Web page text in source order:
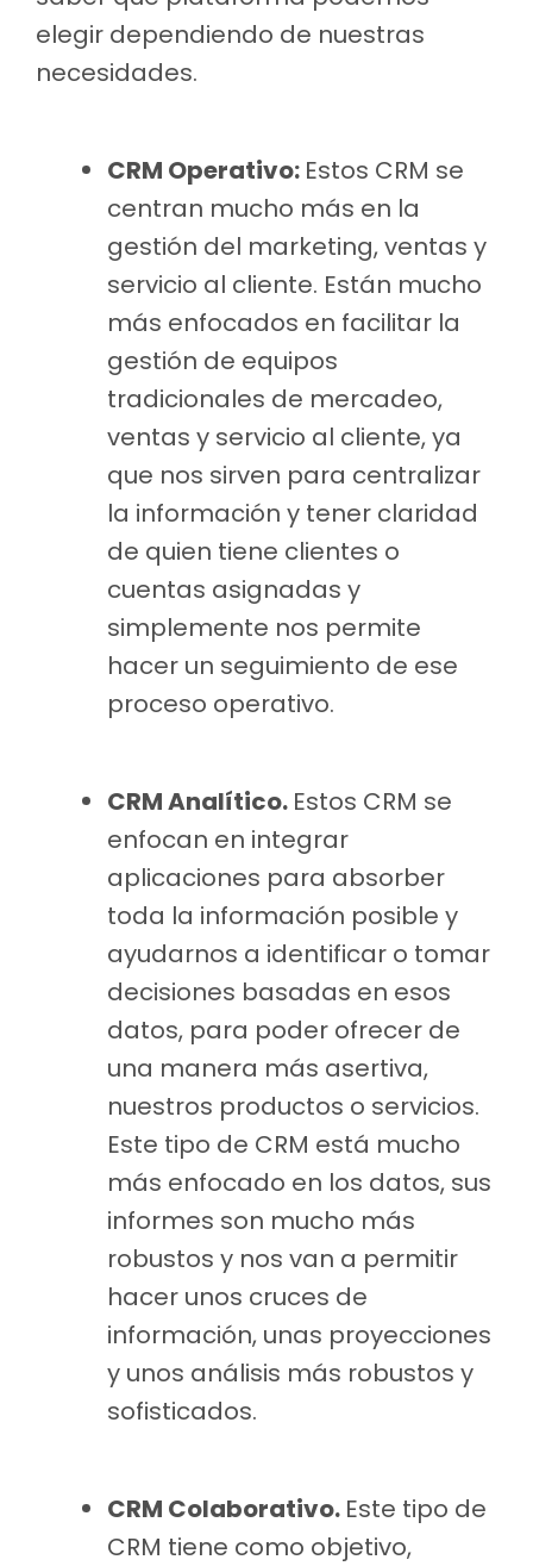
elegir dependiendo de nuestras
necesidades.
CRM Operativo: Estos CRM se
centran mucho más en la
gestión del marketing, ventas y
servicio al cliente. Están mucho
más enfocados en facilitar la
gestión de equipos
tradicionales de mercadeo,
ventas y servicio al cliente, ya
que nos sirven para centralizar
la información y tener claridad
de quien tiene clientes o
cuentas asignadas y
simplemente nos permite
hacer un seguimiento de ese
proceso operativo.
CRM Analítico. Estos CRM se
enfocan en integrar
aplicaciones para absorber
toda la información posible y
ayudarnos a identificar o tomar
decisiones basadas en esos
datos, para poder ofrecer de
una manera más asertiva,
nuestros productos o servicios.
Este tipo de CRM está mucho
más enfocado en los datos, sus
informes son mucho más
robustos y nos van a permitir
hacer unos cruces de
información, unas proyecciones
y unos análisis más robustos y
sofisticados.
CRM Colaborativo. Este tipo de
CRM tiene como objetivo,